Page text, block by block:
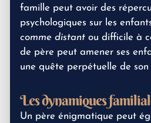
famille peut avoir des
psychologiques sur les
comme distant ou difficile à
de père peut amener ses
une quête perpétuelle de
Les dynamiques
Un père énigmatique peut